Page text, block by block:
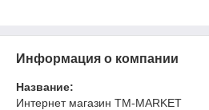
Информация о компании
Название:
Интернет магазин TM-MARKET